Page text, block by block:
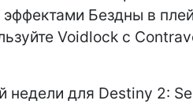
Бездны в
Voidlock с
недели для Destiny 2: